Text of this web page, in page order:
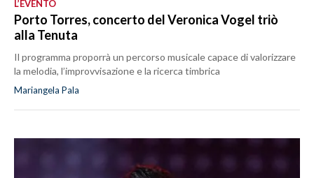
L’EVENTO
Porto Torres, concerto del Veronica Vogel triò
alla Tenuta
Il programma proporrà un percorso musicale capace di valorizzare
la melodia, l’improvvisazione e la ricerca timbrica
Mariangela Pala